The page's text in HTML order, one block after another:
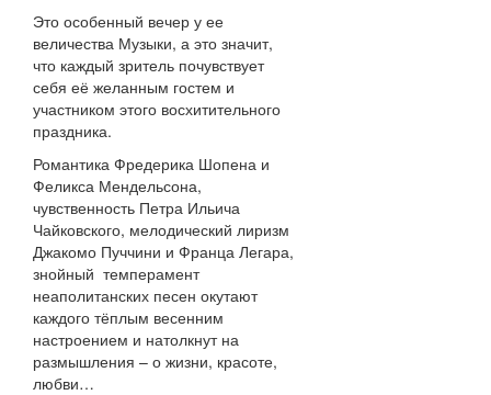
Это особенный вечер у ее
величества Музыки, а это значит,
что каждый зритель почувствует
себя её желанным гостем и
участником этого восхитительного
праздника.
Романтика Фредерика Шопена и
Феликса Мендельсона,
чувственность Петра Ильича
Чайковского, мелодический лиризм
Джакомо Пуччини и Франца Легара,
знойный темперамент
неаполитанских песен окутают
каждого тёплым весенним
настроением и натолкнут на
размышления – о жизни, красоте,
любви…